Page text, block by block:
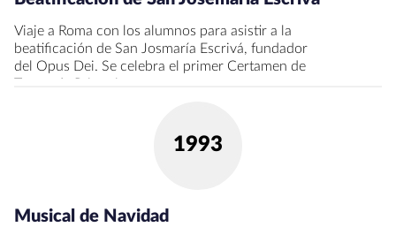
Viaje a Roma con los alumnos para asistir a la
beatificación de San Josmaría Escrivá, fundador
del Opus Dei. Se celebra el primer Certamen de
Musical de Navidad
1993